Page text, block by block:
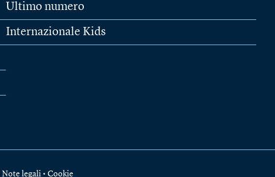
Ultimo numero
Internazionale Kids
Note legali • Cookie